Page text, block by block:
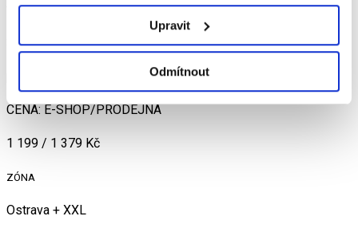
Upravit
Odmítnout
fas fa-ticket
365denní zvýhodněné jízdné
CENA: E-SHOP/PRODEJNA
1 199 / 1 379 Kč
ZÓNA
Ostrava + XXL